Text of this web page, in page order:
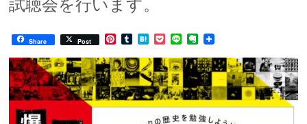
試聴会を行います。
Share Post
P
n
t
e
r
e
T
m
b
l
r
H
t
e
n
a
P
c
k
e
t
L
n
e
E
e
r
n
o
t
e